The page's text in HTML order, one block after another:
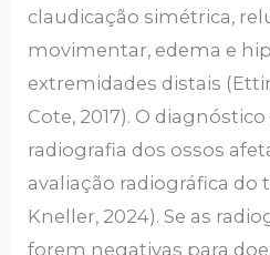
claudicação simétrica,
movimentar, edema e
extremidades distais
Cote, 2017). O
radiografia dos ossos
avaliação radiográfica do
Kneller, 2024). Se as
forem negativas para